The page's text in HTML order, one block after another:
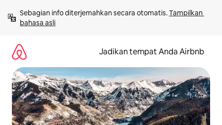
langsung
lihat
Sebagian info diterjemahkan secara otomatis. Tampilkan
bahasa asli
Jadikan tempat Anda Airbnb